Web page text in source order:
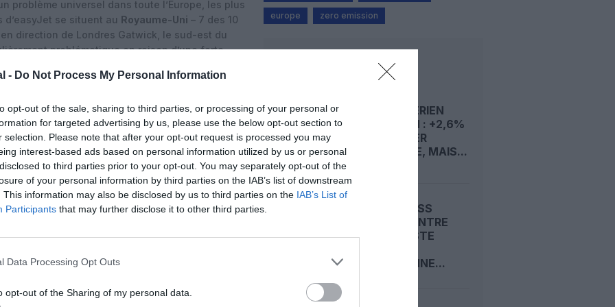
- Do Not Process My Personal Information
opt-out of the sale, sharing to third parties, or processing of your personal or
for targeted advertising by us, please use the below opt-out section to
selection. Please note that after your opt-out request is processed you may
interest-based ads based on personal information utilized by us or personal
to third parties prior to your opt-out. You may separately opt-out of the
of your personal information by third parties on the IAB’s list of downstream
This information may also be disclosed by us to third parties on the IAB’s List of
Participants that may further disclose it to other third parties.
Data Processing Opt Outs
opt-out of the Sharing of my personal data.
problème universel dans toute l’Europe, les plus
se situent au Royaume-Uni – 7 des 10
direction de Londres Gatwick, le sud-est du
problématique en raison d’une forte
sur son espace aérien et le nouveau
manifeste à soutenir la modernisation de l’espace
ces changements soient plus proches que jamais
devenir un leader international dans la
, estime easyJet.
d’améliorations sont le Royaume-Uni,
Par exemple, les vols entre Londres Gatwick et
% d’émissions excédentaires.
plus inefficaces dans chacun de ces pays :
de Majorque à Londres Gatwick
Faro à Londres Gatwick
Gatwick à Malpensa
Genève
europe zero emission
LIRE AUSSI
TRAFIC AÉRIEN
EUROPÉEN : +2,6%
AU PREMIER
SEMESTRE, MAIS...
AIR EXPRESS
ALGERIA ENTRE
SUR LA LISTE
EUROPÉENNE...